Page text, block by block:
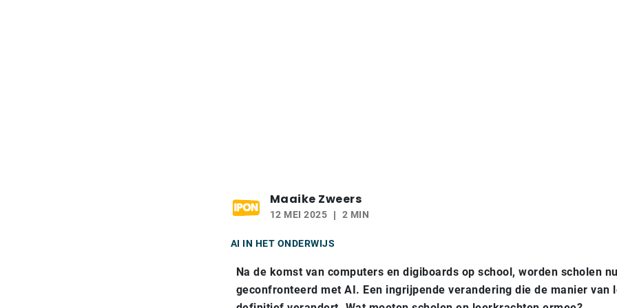
Maaike Zweers
12 MEI 2025 2 MIN
AI IN HET ONDERWIJS
Na de komst van computers en digiboards op school, worden scholen nu
geconfronteerd met AI. Een ingrijpende verandering die de manier van